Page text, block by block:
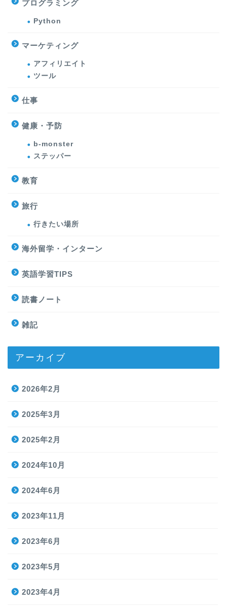
プログラミング
Python
マーケティング
アフィリエイト
ツール
仕事
健康・予防
b-monster
ステッパー
教育
旅行
行きたい場所
海外留学・インターン
英語学習TIPS
読書ノート
雑記
アーカイブ
2026年2月
2025年3月
2025年2月
2024年10月
2024年6月
2023年11月
2023年6月
2023年5月
2023年4月